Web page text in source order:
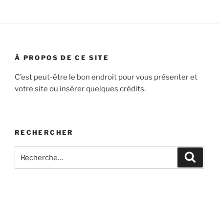
À PROPOS DE CE SITE
C’est peut-être le bon endroit pour vous présenter et
votre site ou insérer quelques crédits.
RECHERCHER
pour